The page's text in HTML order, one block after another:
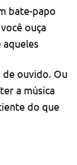
bate-papo
ouça
aqueles
ouvido. Ou
a música
do que